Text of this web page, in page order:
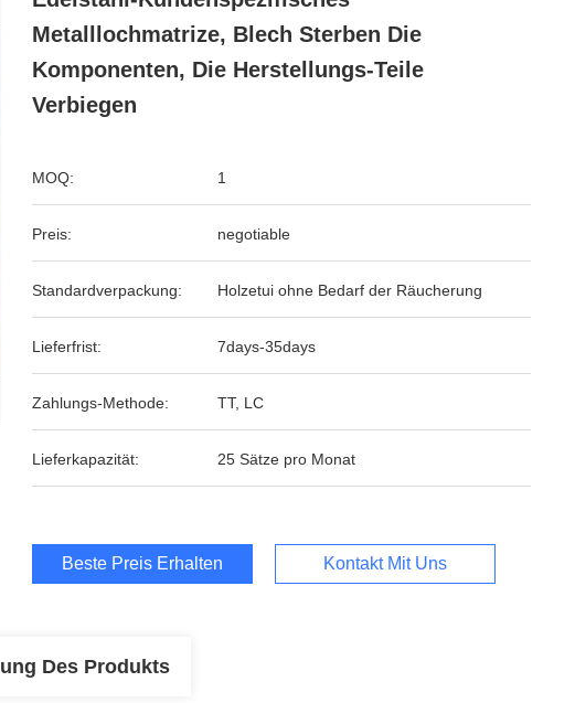
Metalllochmatrize, Blech Sterben Die
Komponenten, Die Herstellungs-Teile
Verbiegen
MOQ: 1
Preis: negotiable
Standardverpackung: Holzetui ohne Bedarf der Räucherung
Lieferfrist: 7days-35days
Zahlungs-Methode: TT, LC
Lieferkapazität: 25 Sätze pro Monat
Beste Preis Erhalten Kontakt Mit Uns
Des Produkts